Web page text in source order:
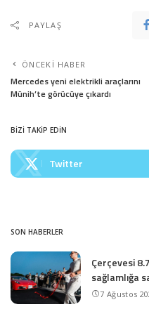
PAYLAŞ
ÖNCEKI HABER
Mercedes yeni elektrikli araçlarını
Münih’te görücüye çıkardı
BİZİ TAKİP EDİN
Twitter
SON HABERLER
Çerçevesi
sağlamlığa
7 Ağustos